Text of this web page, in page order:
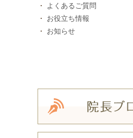
よくあるご質問
お役立ち情報
お知らせ